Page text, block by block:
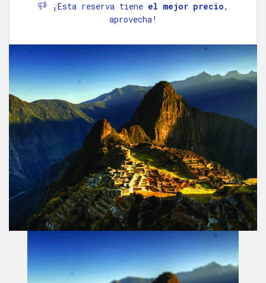
¡Esta reserva tiene el mejor precio,
aprovecha!